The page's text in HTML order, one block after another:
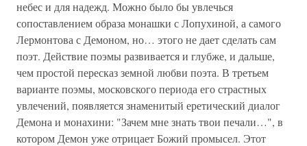
небес и для надежд. Можно было бы увлечься
сопоставлением образа монашки с Лопухиной, а самого
Лермонтова с Демоном, но… этого не дает сделать сам
поэт. Действие поэмы развивается и глубже, и дальше,
чем простой пересказ земной любви поэта. В третьем
варианте поэмы, московского периода его страстных
увлечений, появляется знаменитый еретический диалог
Демона и монахини: "Зачем мне знать твои печали…", в
котором Демон уже отрицает Божий промысел. Этот